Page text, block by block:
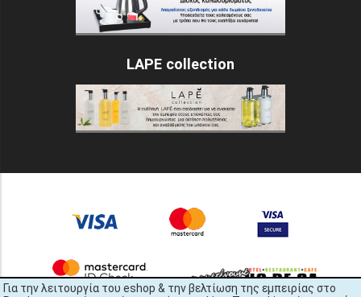
Για την λειτουργία του eshop & την βελτίωση της εμπειρίας στο
LAPE collection